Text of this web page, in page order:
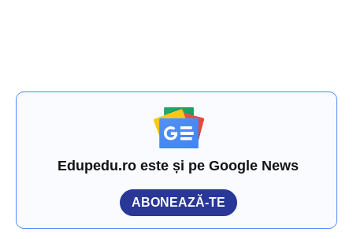
Edupedu.ro este și pe Google News
ABONEAZĂ-TE